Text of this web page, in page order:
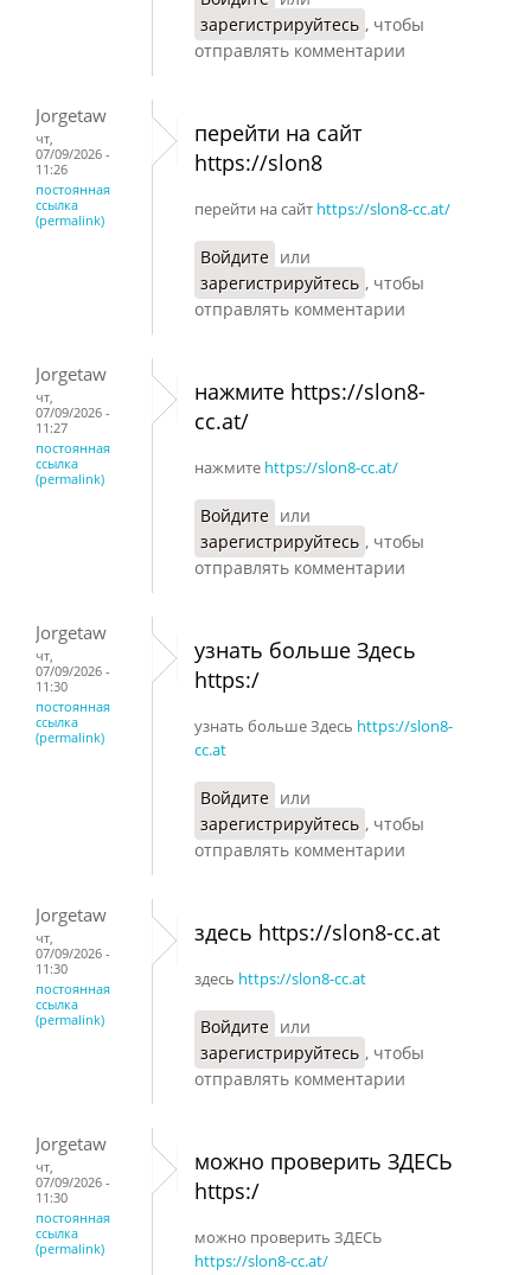
зарегистрируйтесь , чтобы
отправлять комментарии
Jorgetaw
чт,
07/09/2026 -
11:26
постоянная
ссылка
(permalink)
перейти на сайт
https://slon8
перейти на сайт https://slon8-cc.at/
Войдите или
зарегистрируйтесь , чтобы
отправлять комментарии
Jorgetaw
чт,
07/09/2026 -
11:27
постоянная
ссылка
(permalink)
нажмите https://slon8-
cc.at/
нажмите https://slon8-cc.at/
Войдите или
зарегистрируйтесь , чтобы
отправлять комментарии
Jorgetaw
чт,
07/09/2026 -
11:30
постоянная
ссылка
(permalink)
узнать больше Здесь
https:/
узнать больше Здесь https://slon8-
cc.at
Войдите или
зарегистрируйтесь , чтобы
отправлять комментарии
Jorgetaw
чт,
07/09/2026 -
11:30
постоянная
ссылка
(permalink)
здесь https://slon8-cc.at
здесь https://slon8-cc.at
Войдите или
зарегистрируйтесь , чтобы
отправлять комментарии
Jorgetaw
чт,
07/09/2026 -
11:30
постоянная
ссылка
(permalink)
можно проверить ЗДЕСЬ
https:/
можно проверить ЗДЕСЬ
https://slon8-cc.at/